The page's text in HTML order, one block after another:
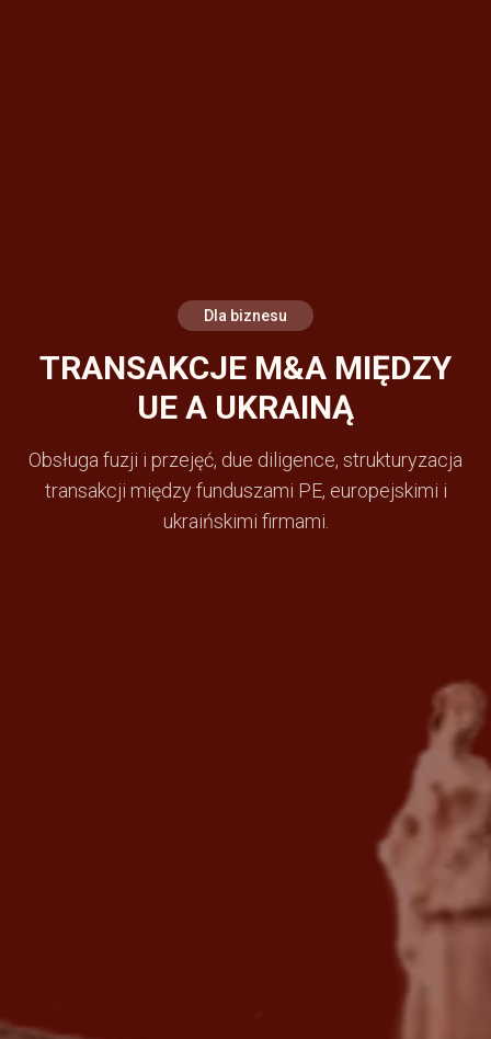
Dla biznesu
TRANSAKCJE M&A MIĘDZY
UE A UKRAINĄ
Obsługa fuzji i przejęć, due diligence, strukturyzacja
transakcji między funduszami PE, europejskimi i
ukraińskimi firmami.